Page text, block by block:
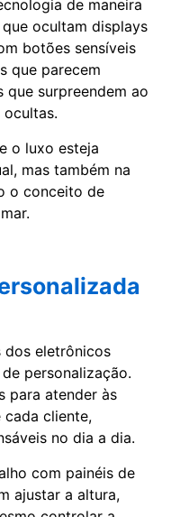
de maneira
ocultam displays
botões sensíveis
que parecem
que surpreendem ao
ocultas.
o luxo esteja
mas também na
o conceito de
dos eletrônicos
personalização.
para atender às
cada cliente,
no dia a dia.
com painéis de
ajustar a altura,